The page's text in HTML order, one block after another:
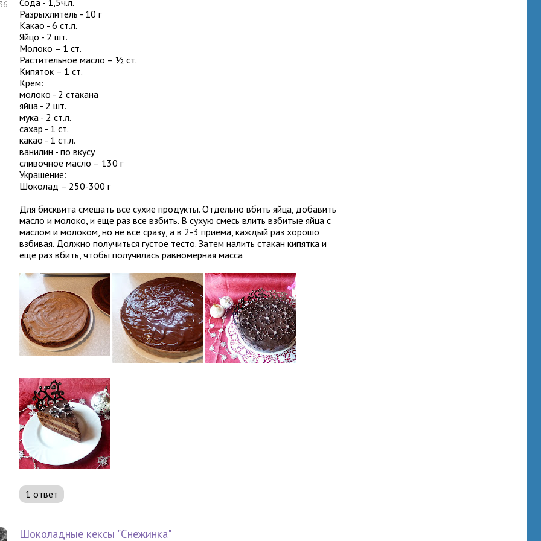
Сода - 1,5ч.л.
Разрыхлитель - 10 г
Какао - 6 ст.л.
Яйцо - 2 шт.
Молоко – 1 ст.
Растительное масло – ½ ст.
Кипяток – 1 ст.
Крем:
молоко - 2 стакана
яйца - 2 шт.
мука - 2 ст.л.
сахар - 1 ст.
какао - 1 ст.л.
ванилин - по вкусу
сливочное масло – 130 г
Украшение:
Шоколад – 250-300 г
Для бисквита смешать все сухие продукты. Отдельно вбить яйца, добавить
масло и молоко, и еще раз все взбить. В сухую смесь влить взбитые яйца с
маслом и молоком, но не все сразу, а в 2-3 приема, каждый раз хорошо
взбивая. Должно получиться густое тесто. Затем налить стакан кипятка и
еще раз вбить, чтобы получилась равномерная масса
1 ответ
Шоколадные кексы "Снежинка"